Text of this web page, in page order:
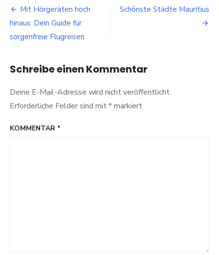
Ein
Beitragsnavigation
Mit Hörgeräten hoch
hinaus: Dein Guide für
sorgenfreie Flugreisen
Schönste Städte Mauritius
Schreibe einen Kommentar
Deine E-Mail-Adresse wird nicht veröffentlicht.
Erforderliche Felder sind mit*markiert
KOMMENTAR *